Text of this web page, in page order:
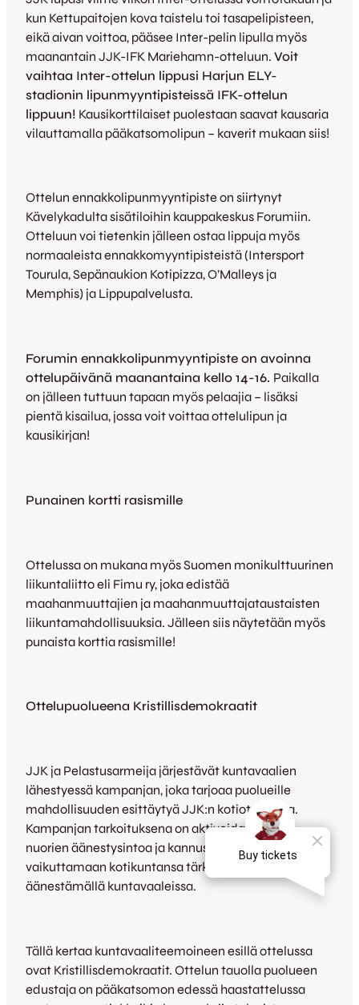
kun Kettupaitojen kova taistelu toi tasapelipisteen,
eikä aivan voittoa, pääsee Inter-pelin lipulla myös
maanantain JJK-IFK Mariehamn-otteluun. Voit
vaihtaa Inter-ottelun lippusi Harjun ELY-
stadionin lipunmyyntipisteissä IFK-ottelun
lippuun! Kausikorttilaiset puolestaan saavat kausaria
vilauttamalla pääkatsomolipun – kaverit mukaan siis!
Ottelun ennakkolipunmyyntipiste on siirtynyt
Kävelykadulta sisätiloihin kauppakeskus Forumiin.
Otteluun voi tietenkin jälleen ostaa lippuja myös
normaaleista ennakkomyyntipisteistä (Intersport
Tourula, Sepänaukion Kotipizza, O’Malleys ja
Memphis) ja Lippupalvelusta.
Forumin ennakkolipunmyyntipiste on avoinna
ottelupäivänä maanantaina kello 14-16. Paikalla
on jälleen tuttuun tapaan myös pelaajia – lisäksi
pientä kisailua, jossa voit voittaa ottelulipun ja
kausikirjan!
Punainen kortti rasismille
Ottelussa on mukana myös Suomen monikulttuurinen
liikuntaliitto eli Fimu ry, joka edistää
maahanmuuttajien ja maahanmuuttajataustaisten
liikuntamahdollisuuksia. Jälleen siis näytetään myös
punaista korttia rasismille!
Ottelupuolueena Kristillisdemokraatit
JJK ja Pelastusarmeija järjestävät kuntavaalien
lähestyessä kampanjan, joka tarjoaa puolueille
mahdollisuuden esittäytyä JJK:n kotiotteluissa.
Kampanjan tarkoituksena on aktivoida etenkin
nuorien äänestysintoa ja kannustaa yleisöä
vaikuttamaan kotikuntansa tärkeisiin asioihin
äänestämällä kuntavaaleissa.
Tällä kertaa kuntavaaliteemoineen esillä ottelussa
ovat Kristillisdemokraatit. Ottelun tauolla puolueen
edustaja on pääkatsomon edessä haastattelussa